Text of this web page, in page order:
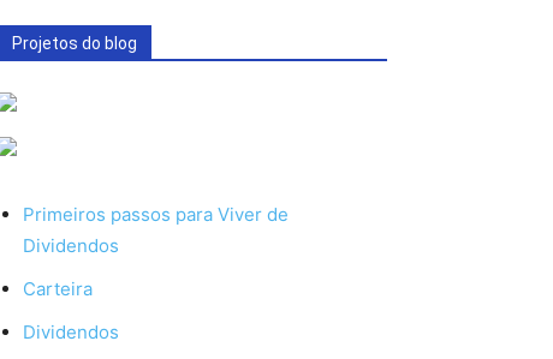
Projetos do blog
Primeiros passos para Viver de
Dividendos
Carteira
Dividendos